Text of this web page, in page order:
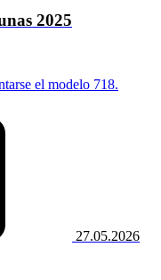
2025
el modelo 718.
27.05.2026